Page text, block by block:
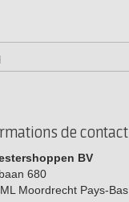
de contact
BV
680
Moordrecht Pays-Bas